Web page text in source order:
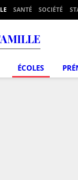
SANTÉ SOCIÉTÉ
ÉCOLES